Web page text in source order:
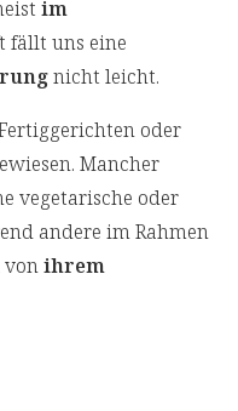
im
fällt uns eine
nicht leicht.
oder
Mancher
vegetarische oder
andere im Rahmen
vonihrem